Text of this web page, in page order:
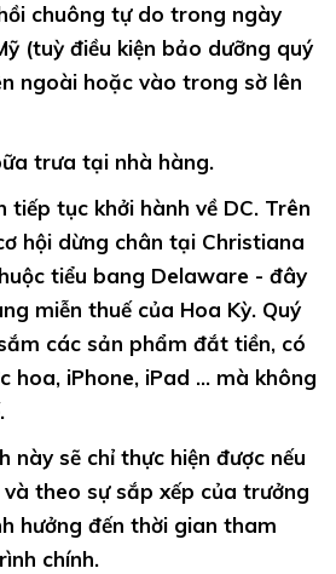
chuông tự do trong ngày
(tuỳ điều kiện bảo dưỡng quý
ngoài hoặc vào trong sờ lên
trưa tại nhà hàng.
tiếp tục khởi hành về DC. Trên
hội dừng chân tại Christiana
tiểu bang Delaware - đây
miễn thuế của Hoa Kỳ. Quý
các sản phẩm đắt tiền, có
hoa, iPhone, iPad ... mà không
này sẽ chỉ thực hiện được nếu
theo sự sắp xếp của trưởng
hưởng đến thời gian tham
chính.